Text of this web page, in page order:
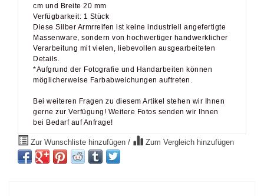
cm und Breite 20 mm
Verfügbarkeit: 1 Stück
Diese Silber Armrreifen ist keine industriell angefertigte
Massenware, sondern von hochwertiger handwerklicher
Verarbeitung mit vielen, liebevollen ausgearbeiteten
Details.
*Aufgrund der Fotografie und Handarbeiten können
möglicherweise Farbabweichungen auftreten.
Bei weiteren Fragen zu diesem Artikel stehen wir Ihnen
gerne zur Verfügung! Weitere Fotos senden wir Ihnen
bei Bedarf auf Anfrage!
Zur Wunschliste hinzufügen / Zum Vergleich hinzufügen